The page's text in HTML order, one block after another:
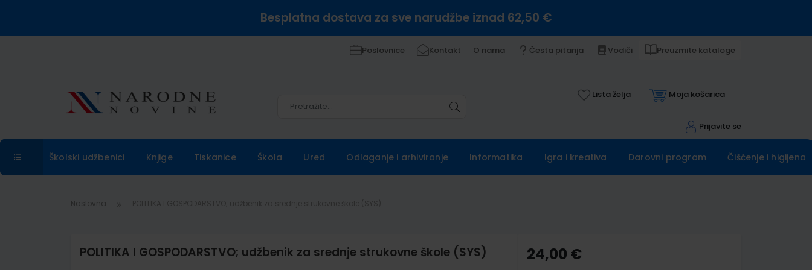
Besplatna dostava za sve narudžbe iznad 62,50 €
Poslovnice Kontakt O nama Česta pitanja Vodiči Preuzmite kataloge
Lista želja Moja košarica
Prijavite se
Školski udžbenici Knjige Tiskanice Škola Ured Odlaganje i arhiviranje Informatika Igra i kreativa Darovni program Čišćenje i higijena
Naslovna
POLITIKA I GOSPODARSTVO; udžbenik za srednje strukovne škole (SYS) 24,00 €